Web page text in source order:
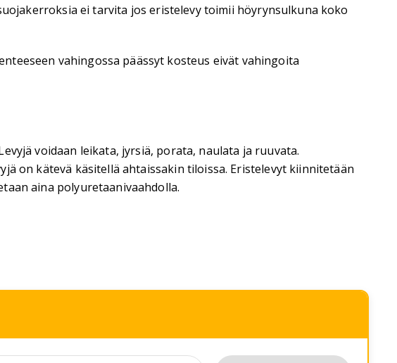
ei tarvita jos eristelevy toimii höyrynsulkuna koko
vahingossa päässyt kosteus eivät vahingoita
voidaan leikata, jyrsiä, porata, naulata ja ruuvata.
on kätevä käsitellä ahtaissakin tiloissa. Eristelevyt kiinnitetään
aina polyuretaanivaahdolla.